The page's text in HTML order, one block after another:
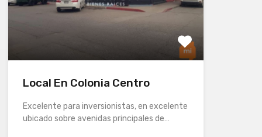
Local En Colonia Centro
Excelente para inversionistas, en excelente
ubicado sobre avenidas principales de…